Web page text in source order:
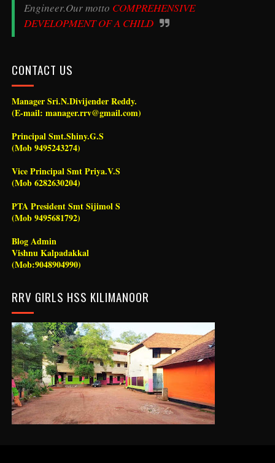
Engineer.Our motto COMPREHENSIVE
DEVELOPMENT OF A CHILD
CONTACT US
Manager Sri.N.Divijender Reddy.
(E-mail: manager.rrv@gmail.com)
Principal Smt.Shiny.G.S
(Mob 9495243274)
Vice Principal Smt Priya.V.S
(Mob 6282630204)
PTA President Smt Sijimol S
(Mob 9495681792)
Blog Admin
Vishnu Kalpadakkal
(Mob:9048904990)
RRV GIRLS HSS KILIMANOOR